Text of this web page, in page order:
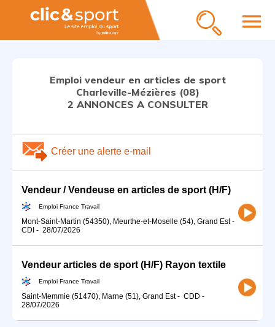
menu
Emploi vendeur en articles de sport
Charleville-Mézières (08)
2 ANNONCES A CONSULTER
Créer une alerte e-mail
Vendeur / Vendeuse en articles de sport (H/F)
Emploi France Travail
Mont-Saint-Martin (54350), Meurthe-et-Moselle (54), Grand Est-
CDI - 28/07/2026
Vendeur articles de sport (H/F) Rayon textile
Emploi France Travail
Saint-Memmie (51470), Marne (51), Grand Est- CDD -
28/07/2026